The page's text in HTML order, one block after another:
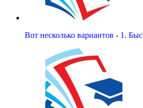
Вот несколько вариантов - 1.